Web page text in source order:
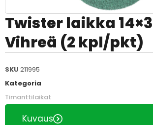
Twister laikka
Vihreä (2 kpl/pkt)
SKU 211995
Kategoria
Timanttilaikat
Kuvaus